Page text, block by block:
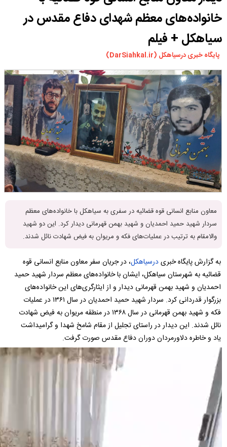
سیاسی
مسیر گردشگری دیلمان
درباره ما
خانواده‌های معظم شهدای دفاع مقدس در
سیاهکل + فیلم
پایگاه خبری درسیاهکل (DarSiahkal.ir)
معاون منابع انسانی قوه قضائیه در سفری به سیاهکل با خانواده‌های معظم
سردار شهید حمید احمدیان و شهید بهمن قهرمانی دیدار کرد. این دو شهید
والامقام به ترتیب در عملیات‌های فکه و مریوان به فیض شهادت نائل شدند.
به گزارش پایگاه خبریدرسیاهکل، در جریان سفر معاون منابع انسانی قوه
قضائیه به شهرستان سیاهکل، ایشان با خانواده‌های معظم سردار شهید حمید
احمدیان و شهید بهمن قهرمانی دیدار و از ایثارگری‌های این خانواده‌های
بزرگوار قدردانی کرد. سردار شهید حمید احمدیان در سال ۱۳۶۱ در عملیات
فکه و شهید بهمن قهرمانی در سال ۱۳۶۸ در منطقه مریوان به فیض شهادت
نائل شدند. این دیدار در راستای تجلیل از مقام شامخ شهدا و گرامیداشت
یاد و خاطره دلاورمردان دوران دفاع مقدس صورت گرفت.